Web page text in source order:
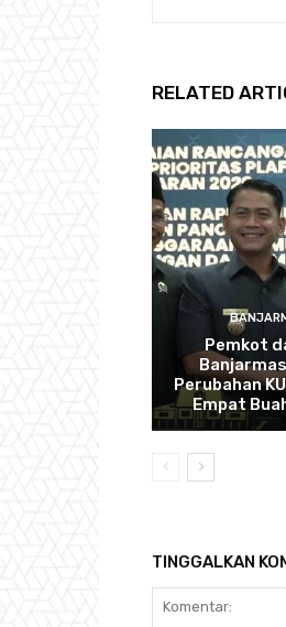
RELATED
Pemkot
Perubahan
Empat
TINGGALKAN